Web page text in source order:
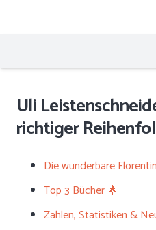
Uli
richtiger
Die wunderbare
Top 3 Bücher 🌟
Zahlen, Statistiken &